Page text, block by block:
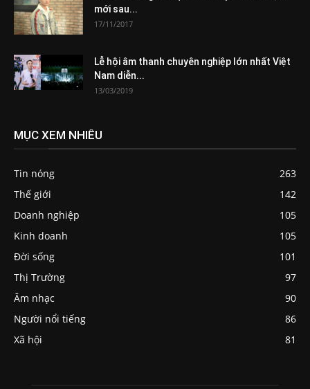
mới sau...
17/11/2017
Lễ hội âm thanh chuyên nghiệp lớn nhất Việt
Nam diễn...
13/03/2019
MỤC XEM NHIỀU
Tin nóng
263
Thế giới
142
Doanh nghiệp
105
Kinh doanh
105
Đời sống
101
Thị Trường
97
Âm nhạc
90
Người nổi tiếng
86
Xã hội
81